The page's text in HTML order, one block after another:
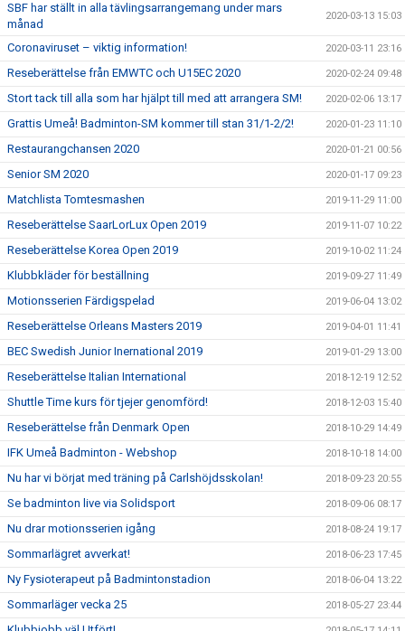
SBF har ställt in alla tävlingsarrangemang under mars
månad
2020-03-13 15:03
Coronaviruset – viktig information! 2020-03-11 23:16
Reseberättelse från EMWTC och U15EC 2020 2020-02-24 09:48
Stort tack till alla som har hjälpt till med att arrangera SM! 2020-02-06 13:17
Grattis Umeå! Badminton-SM kommer till stan 31/1-2/2! 2020-01-23 11:10
Restaurangchansen 2020 2020-01-21 00:56
Senior SM 2020 2020-01-17 09:23
Matchlista Tomtesmashen 2019-11-29 11:00
Reseberättelse SaarLorLux Open 2019 2019-11-07 10:22
Reseberättelse Korea Open 2019 2019-10-02 11:24
Klubbkläder för beställning 2019-09-27 11:49
Motionsserien Färdigspelad 2019-06-04 13:02
Reseberättelse Orleans Masters 2019 2019-04-01 11:41
BEC Swedish Junior Inernational 2019 2019-01-29 13:00
Reseberättelse Italian International 2018-12-19 12:52
Shuttle Time kurs för tjejer genomförd! 2018-12-03 15:40
Reseberättelse från Denmark Open 2018-10-29 14:49
IFK Umeå Badminton - Webshop 2018-10-18 14:00
Nu har vi börjat med träning på Carlshöjdsskolan! 2018-09-23 20:55
Se badminton live via Solidsport 2018-09-06 08:17
Nu drar motionsserien igång 2018-08-24 19:17
Sommarlägret avverkat! 2018-06-23 17:45
Ny Fysioterapeut på Badmintonstadion 2018-06-04 13:22
Sommarläger vecka 25 2018-05-27 23:44